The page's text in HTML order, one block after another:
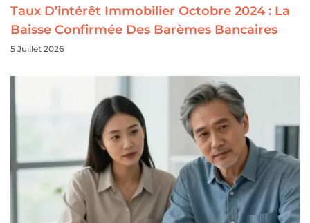
Taux D’intérêt Immobilier Octobre 2024 : La
Baisse Confirmée Des Barèmes Bancaires
5 Juillet 2026